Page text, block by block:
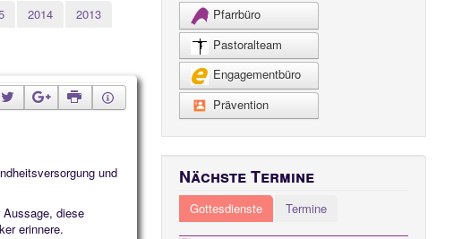
2014
2013
und
diese
erinnere.
Pfarrbüro
Pastoralteam
Engagementbüro
Prävention
Nächste Termine
Gottesdienste Termine